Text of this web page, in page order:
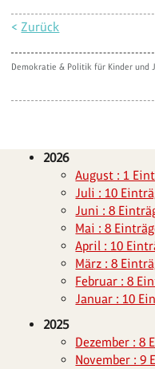
<Zurück
Demokratie & Politik für Kinder und
2026
August : 1
Juli : 10
Juni : 8
Mai : 8
April : 10
März : 8
Februar : 8
Januar : 10
2025
Dezember : 8
November : 9